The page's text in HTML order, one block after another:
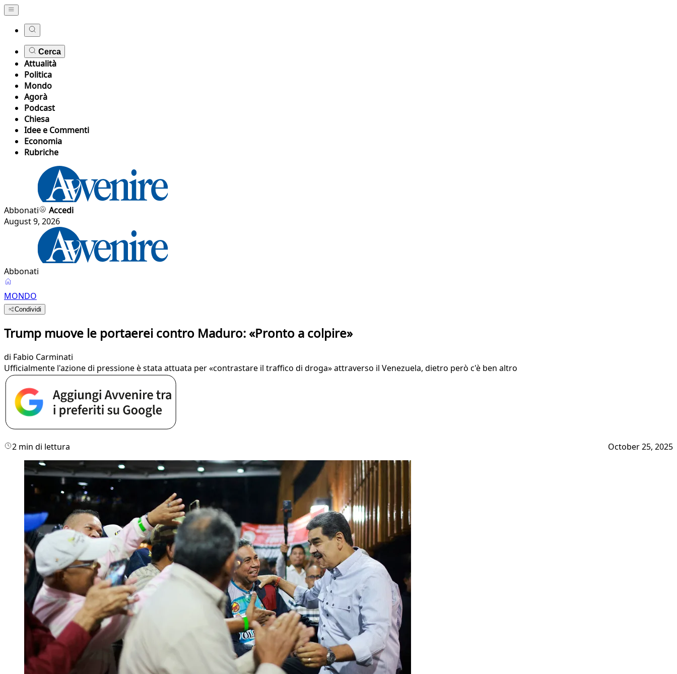
Cerca
Attualità
Politica
Mondo
Agorà
Podcast
Chiesa
Idee e Commenti
Economia
Rubriche
Abbonati
Accedi
August 9, 2026
Abbonati
MONDO
Condividi
Trump muove le portaerei contro Maduro: «Pronto a colpire»
di Fabio Carminati
Ufficialmente l'azione di pressione è stata attuata per «contrastare il traffico di droga» attraverso il Venezuela, dietro però c'è ben altro
2 min di lettura October 25, 2025